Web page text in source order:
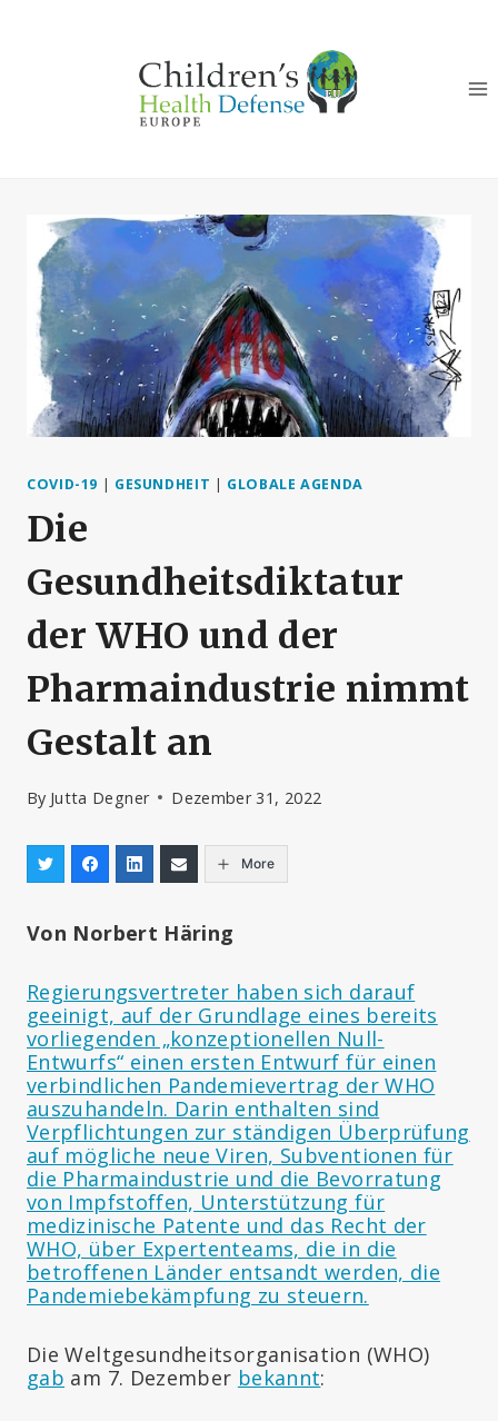
COVID-19 | GESUNDHEIT | GLOBALE AGENDA
Die
Gesundheitsdiktatur
der WHO und der
Pharmaindustrie nimmt
Gestalt an
By Jutta Degner Dezember 31, 2022
More
Von Norbert Häring
Regierungsvertreter haben sich darauf
geeinigt, auf der Grundlage eines bereits
vorliegenden „konzeptionellen Null-
Entwurfs“ einen ersten Entwurf für einen
verbindlichen Pandemievertrag der WHO
auszuhandeln. Darin enthalten sind
Verpflichtungen zur ständigen Überprüfung
auf mögliche neue Viren, Subventionen für
die Pharmaindustrie und die Bevorratung
von Impfstoffen, Unterstützung für
medizinische Patente und das Recht der
WHO, über Expertenteams, die in die
betroffenen Länder entsandt werden, die
Pandemiebekämpfung zu steuern.
Die Weltgesundheitsorganisation (WHO)
gab am 7. Dezember bekannt: